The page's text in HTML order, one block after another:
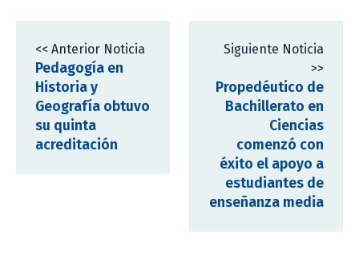
<< Anterior Noticia
Pedagogía en
Historia y
Geografía obtuvo
su quinta
acreditación
Siguiente Noticia
>>
Propedéutico de
Bachillerato en
Ciencias
comenzó con
éxito el apoyo a
estudiantes de
enseñanza media